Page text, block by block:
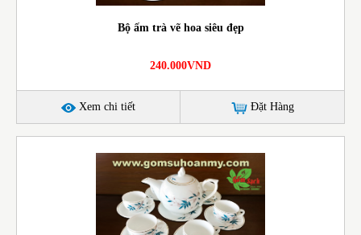
Bộ ấm trà vẽ hoa siêu đẹp
240.000VND
Xem chi tiết Đặt Hàng